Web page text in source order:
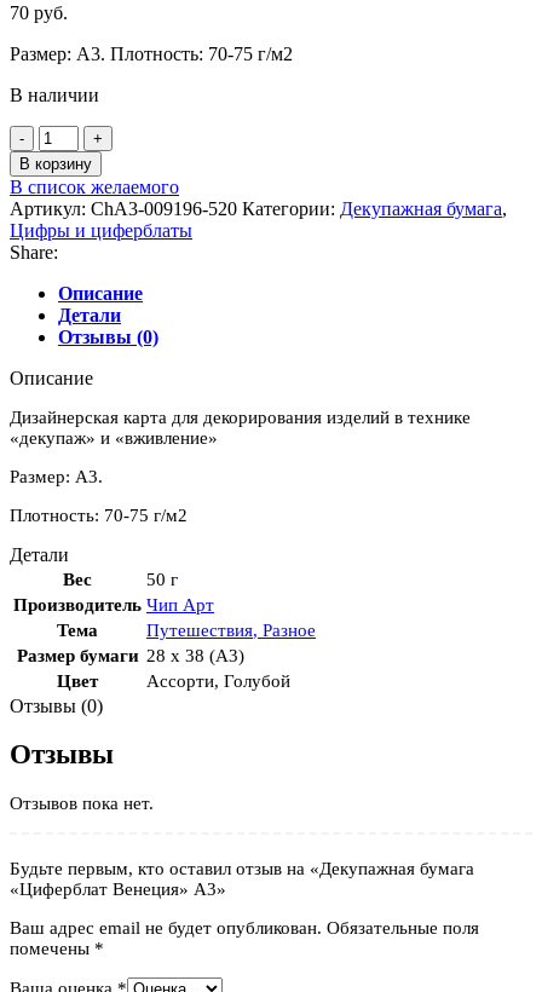
70 руб.
Размер: А3. Плотность: 70-75 г/м2
В наличии
Количество
товара
Декупажная
бумага
"Циферблат
Венеция"
А3
В корзину
В список желаемого
Артикул: ChA3-009196-520 Категории: Декупажная бумага,
Цифры и циферблаты
Share:
Описание
Детали
Отзывы (0)
Описание
Дизайнерская карта для декорирования изделий в технике
«декупаж» и «вживление»
Размер: А3.
Плотность: 70-75 г/м2
Детали
Вес
50 г
Производитель Чип Арт
Тема
Путешествия, Разное
Размер бумаги 28 x 38 (A3)
Цвет
Ассорти, Голубой
Отзывы (0)
Отзывы
Отзывов пока нет.
Будьте первым, кто оставил отзыв на «Декупажная бумага
«Циферблат Венеция» А3»
Ваш адрес email не будет опубликован. Обязательные поля
помечены *